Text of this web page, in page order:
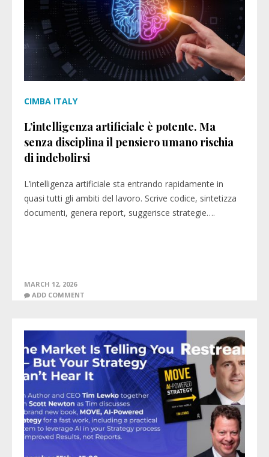
CIMBA ITALY
L’intelligenza artificiale è potente. Ma
senza disciplina il pensiero umano rischia
di indebolirsi
L’intelligenza artificiale sta entrando rapidamente in
quasi tutti gli ambiti del lavoro. Scrive codice, sintetizza
documenti, genera report, suggerisce strategie….
MARCH 12, 2026
ADD COMMENT